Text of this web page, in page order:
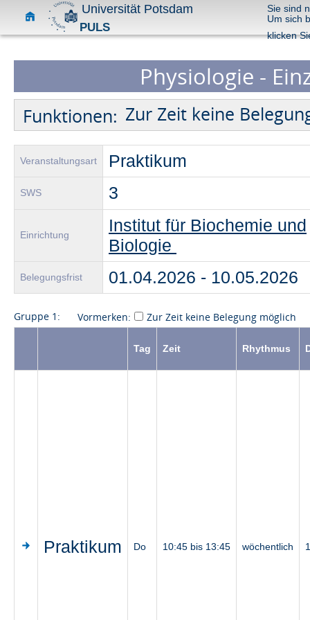
Universität Potsdam
PULS
Sie sind
Um sich
klicken
Physiologie -
Funktionen: Zur Zeit keine
Veranstaltungsart Praktikum
SWS 3
Einrichtung
Institut für Biochemie und
Biologie
Belegungsfrist 01.04.2026 -
Gruppe 1: Vormerken: Zur Zeit keine Belegung möglich
Tag Zeit Rhythmus
Praktikum Do 10:45 bis 13:45 wöchentlich